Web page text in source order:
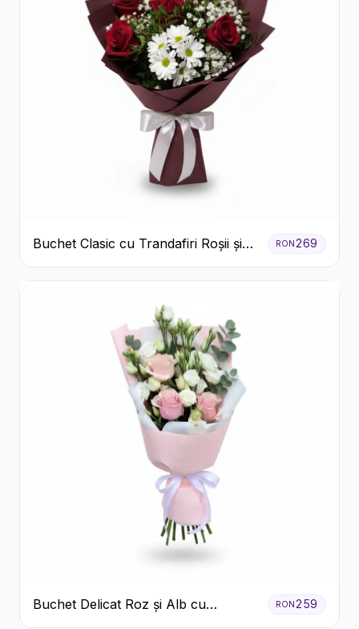
Buchet Clasic cu Trandafiri Roșii și
Crizanteme Albe
RON269
Buchet Delicat Roz și Alb cu
Trandafiri și Lisianthus
RON259